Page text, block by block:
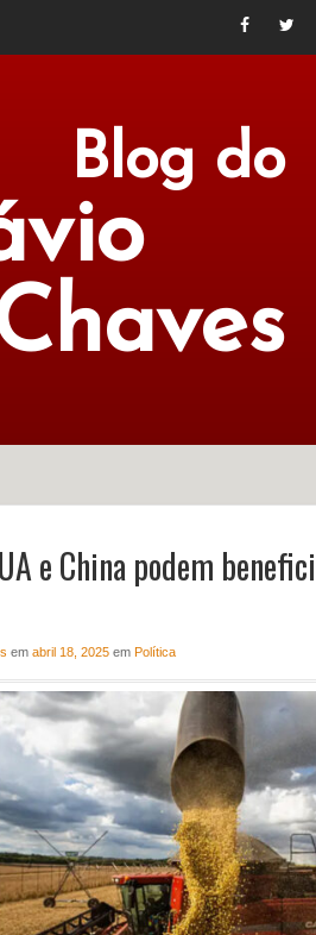
Blog do
NOTÍCIAS PERFIL
e China podem
em abril 18, 2025em Política